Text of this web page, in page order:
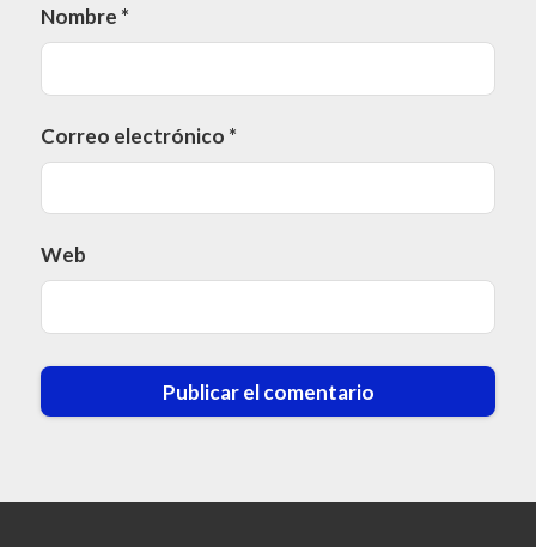
Nombre *
Correo electrónico *
Web